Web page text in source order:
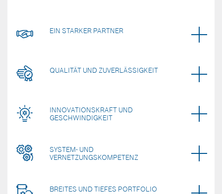
EIN STARKER PARTNER
QUALITÄT UND ZUVERLÄSSIGKEIT
INNOVATIONSKRAFT UND
GESCHWINDIGKEIT
SYSTEM- UND
VERNETZUNGSKOMPETENZ
BREITES UND TIEFES PORTFOLIO